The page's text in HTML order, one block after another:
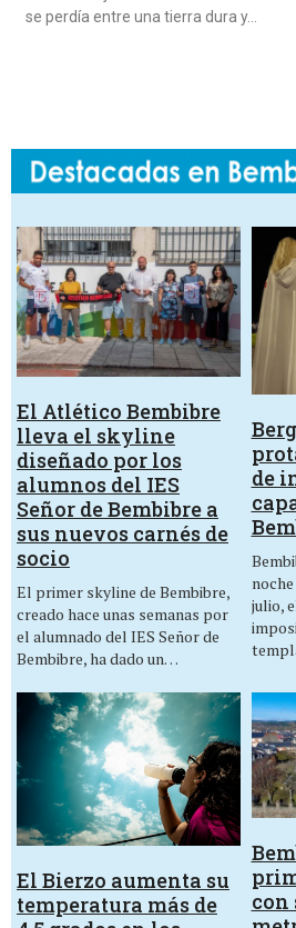
se perdía entre una tierra dura y…
El Atlético Bembibre
lleva el skyline
diseñado por los
alumnos del IES
Señor de Bembibre a
sus nuevos carnés de
socio
El primer skyline de Bembibre,
creado hace unas semanas por
el alumnado del IES Señor de
Bembibre, ha dado un…
de
julio,
El Bierzo aumenta su
temperatura más de
con